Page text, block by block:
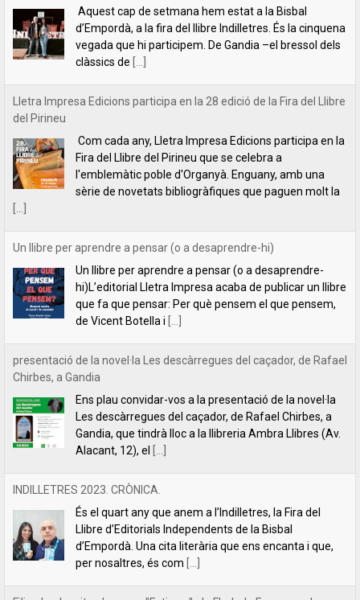
Com cada any, Lletra Impresa Edicions participa en la
Fira del Llibre del Pirineu que se celebra a
l'emblemàtic poble d'Organyà. Enguany, amb una
sèrie de novetats bibliogràfiques que paguen molt la
Un llibre per aprendre a pensar (o a desaprendre-hi)
Un llibre per aprendre a pensar (o a desaprendre-
hi)L’editorial Lletra Impresa acaba de publicar un llibre
que fa que pensar: Per què pensem el que pensem,
de Vicent Botella i[...]
presentació de la novel·la Les descàrregues del caçador, de Rafael
Chirbes, a Gandia
Ens plau convidar-vos a la presentació de la novel·la
Les descàrregues del caçador, de Rafael Chirbes, a
Gandia, que tindrà lloc a la llibreria Ambra Llibres (Av.
Alacant, 12), el [...]
INDILLETRES 2023. CRÒNICA.
És el quart any que anem a l’Indilletres, la Fira del
Llibre d’Editorials Independents de la Bisbal
d’Empordà. Una cita literària que ens encanta i que,
per nosaltres, és com[...]
Filipa Leal recita el poema "Estimar", de Florbela Espanca a la
RTP2 de Portugal
La poeta Filipa Leal, una de les veus més reeixides de la lírica
lusitana actual, va tindre l’amabilitat de llegir el poema “Estimar”
de Florbela Espanca al programa de literatura[...]
Florbela Espanca, la diva de les lletres portugueses